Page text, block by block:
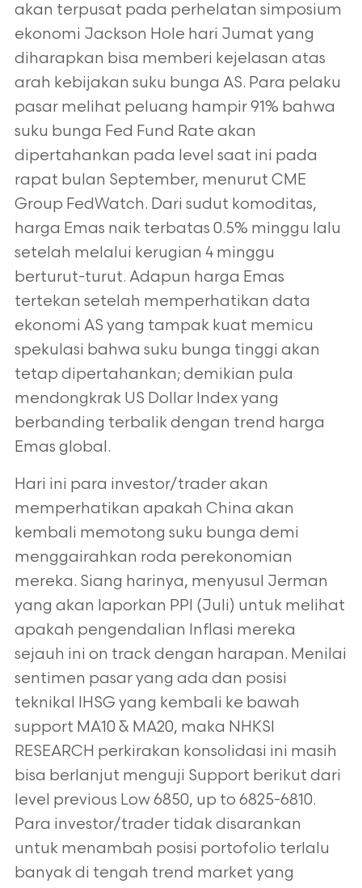
akan terpusat pada perhelatan simposium
ekonomi Jackson Hole hari Jumat yang
diharapkan bisa memberi kejelasan atas
arah kebijakan suku bunga AS. Para pelaku
pasar melihat peluang hampir 91% bahwa
suku bunga Fed Fund Rate akan
dipertahankan pada level saat ini pada
rapat bulan September, menurut CME
Group FedWatch. Dari sudut komoditas,
harga Emas naik terbatas 0.5% minggu lalu
setelah melalui kerugian 4 minggu
berturut-turut. Adapun harga Emas
tertekan setelah memperhatikan data
ekonomi AS yang tampak kuat memicu
spekulasi bahwa suku bunga tinggi akan
tetap dipertahankan; demikian pula
mendongkrak US Dollar Index yang
berbanding terbalik dengan trend harga
Emas global.
Hari ini para investor/trader akan
memperhatikan apakah China akan
kembali memotong suku bunga demi
menggairahkan roda perekonomian
mereka. Siang harinya, menyusul Jerman
yang akan laporkan PPI (Juli) untuk melihat
apakah pengendalian Inflasi mereka
sejauh ini on track dengan harapan. Menilai
sentimen pasar yang ada dan posisi
teknikal IHSG yang kembali ke bawah
support MA10 & MA20, maka NHKSI
RESEARCH perkirakan konsolidasi ini masih
bisa berlanjut menguji Support berikut dari
level previous Low 6850, up to 6825-6810.
Para investor/trader tidak disarankan
untuk menambah posisi portofolio terlalu
banyak di tengah trend market yang